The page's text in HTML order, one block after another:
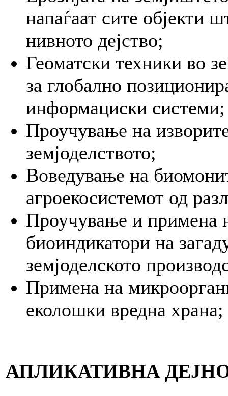
напаѓаат сите објекти
нивното дејство;
Геоматски техники во
за глобално
информациски системи;
Проучување на
земјоделството;
Воведување на
агроекосистемот од
Проучување и примена
биоиндикатори на
земјоделското
Примена на
еколошки вредна храна;
АПЛИКАТИВНА